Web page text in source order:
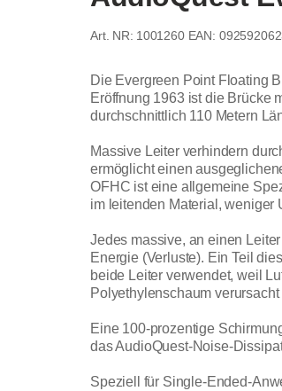
1001260 EAN:
Die Evergreen Point Floating
Eröffnung 1963 ist die Brücke
durchschnittlich 110 Metern
Massive Leiter verhindern
ermöglicht einen
OFHC ist eine allgemeine
im leitenden Material, weniger
Jedes massive, an einen
Energie (Verluste). Ein Teil
beide Leiter verwendet, weil
Polyethylenschaum
Eine 100-prozentige
das AudioQuest-Noise-
Speziell für Single-Ended-